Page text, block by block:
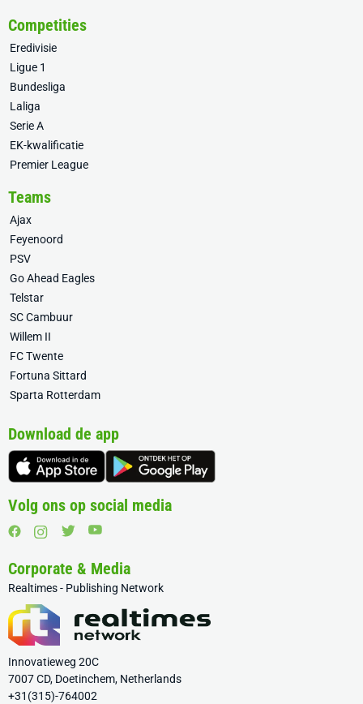
Competities
Eredivisie
Ligue 1
Bundesliga
Laliga
Serie A
EK-kwalificatie
Premier League
Teams
Ajax
Feyenoord
PSV
Go Ahead Eagles
Telstar
SC Cambuur
Willem II
FC Twente
Fortuna Sittard
Sparta Rotterdam
Download de app
Volg ons op social media
Corporate & Media
Realtimes - Publishing Network
Innovatieweg 20C
7007 CD, Doetinchem, Netherlands
+31(315)-764002